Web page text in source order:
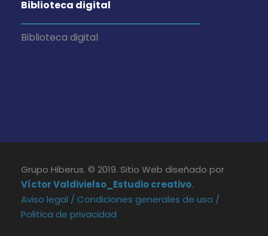
Biblioteca digital
Biblioteca digital
Grupo Hiberus. © 2019. Sitio Web diseñado por
Víctor Valdivielso_Estudio creativo.
Aviso legal / Condiciones generales de uso /
Politica de privacidad